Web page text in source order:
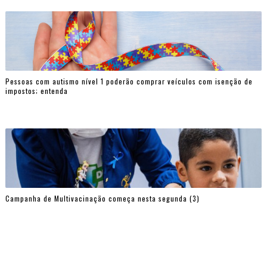
Pessoas com autismo nível 1 poderão comprar veículos com isenção de
impostos; entenda
Campanha de Multivacinação começa nesta segunda (3)